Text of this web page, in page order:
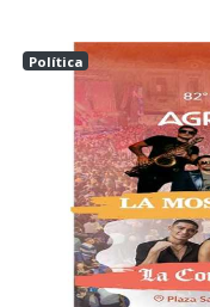
Política
ESPERANZA